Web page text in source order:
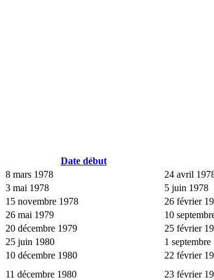
Date début
8 mars 1978 24 avril
3 mai 1978 5 juin 1978
15 novembre 1978 26 février
26 mai 1979 10
20 décembre 1979 25 février
25 juin 1980 1 septembre
10 décembre 1980 22 février
11 décembre 1980 23 février